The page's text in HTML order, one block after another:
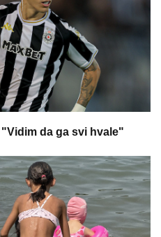
da ga svi hvale"